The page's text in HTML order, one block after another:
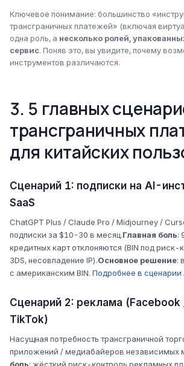
Ключевое понимание: большинство
трансграничных платежей» (включая
одна роль, а несколько ролей,
сервис. Поняв это, вы увидите, почему
инструментов различаются.
3. 5 главных
трансграничных
для китайских
Сценарий 1: подписки на AI-
SaaS
ChatGPT Plus / Claude Pro / Midjourney /
подписки за $10-30 в месяц.Главная боль:
кредитных карт отклоняются (BIN под риск-
3DS, несовпадение IP).Основное решение:
с американским BIN. Подробнее в
Сценарий 2: реклама (Facebook
TikTok)
Насущная потребность трансграничной
приложений / медиабайеров независимых